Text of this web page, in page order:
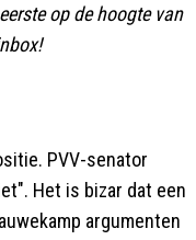
op de hoogte van
PVV-senator
Het is bizar dat een
argumenten